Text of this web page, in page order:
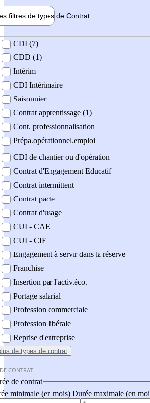
filtres de types de Contrat
contrat
CDI (7)
CDD (1)
Intérim
CDI Intérimaire
Saisonnier
Contrat apprentissage (1)
Cont. professionnalisation
Prépa.opérationnel.emploi
CDI de chantier ou d'opération
Contrat d'Engagement Educatif
Contrat intermittent
Contrat pacte
Contrat d'usage
CUI - CAE
CUI - CIE
Engagement à servir dans la réserve
Franchise
Insertion par l'activ.éco.
Portage salarial
Profession commerciale
Profession libérale
Reprise d'entreprise
de types de contrat
CONTRAT
de contrat
minimale (en mois) Durée maximale (en